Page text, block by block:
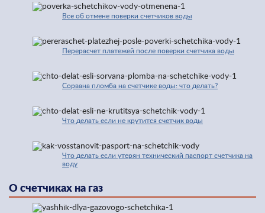
Все об отмене поверки счетчиков воды
Перерасчет платежей после поверки счетчика воды
Сорвана пломба на счетчике воды: что делать?
Что делать если не крутится счетчик воды
Что делать если утерян технический паспорт счетчика на
воду
О счетчиках на газ